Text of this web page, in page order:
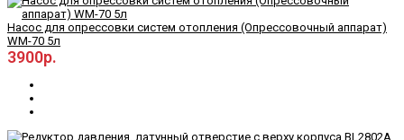
Насос для опрессовки систем отопления (Опрессовочный аппарат)
WM-70 5л
3900р.